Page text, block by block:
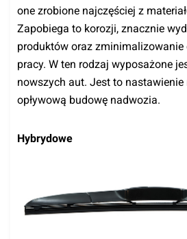
one zrobione najczęściej z
Zapobiega to korozji, znacznie
produktów oraz zminimalizowanie
pracy. W ten rodzaj wyposażone
nowszych aut. Jest to nastawienie
opływową budowę nadwozia.
Hybrydowe